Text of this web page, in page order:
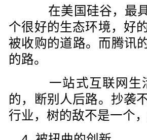
在美国硅谷，最具
个很好的生态环境，好
被收购的道路。而腾讯
的路。
一站式互联网生活
的，断别人后路。抄袭
行业，树的敌不是一个